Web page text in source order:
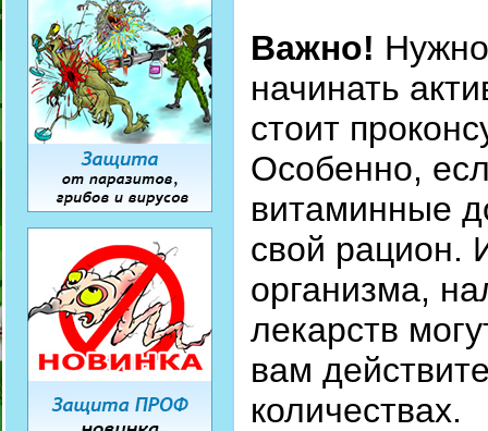
Важно!
начинать
стоит
Особенно,
витаминные
свой рацион.
организма,
лекарств
вам
количествах.